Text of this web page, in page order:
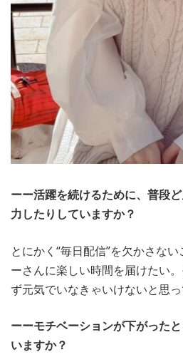
ーー活躍を続けるために、普段
力したりしていますか？
とにかく“毎日配信”を欠かさな
ーさんに楽しい時間を届けたい
ず元気でいなきゃいけないと思っ
ーーモチベーションが下がった
いますか？